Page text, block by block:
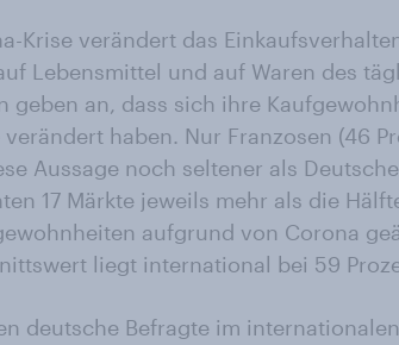
Krise verändert das
Lebensmittel und auf Waren des
geben an, dass sich ihre
verändert haben. Nur Franzosen (46
Aussage noch seltener als
17 Märkte jeweils mehr als die
aufgrund von Corona
liegt international bei 59
deutsche Befragte im